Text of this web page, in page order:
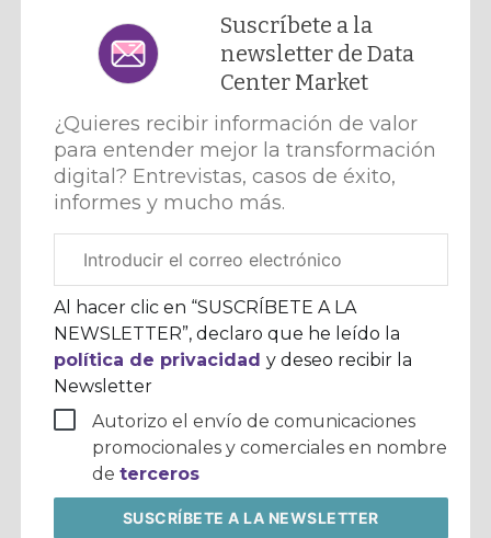
Suscríbete a la
newsletter de Data
Center Market
¿Quieres recibir información de valor
para entender mejor la transformación
digital? Entrevistas, casos de éxito,
informes y mucho más.
electrónico
corporativo
Al hacer clic en “SUSCRÍBETE A LA
NEWSLETTER”, declaro que he leído la
política de privacidady deseo recibir la
Newsletter
Autorizo el envío de comunicaciones
promocionales y comerciales en nombre
deterceros
SUSCRÍBETEA LA NEWSLETTER